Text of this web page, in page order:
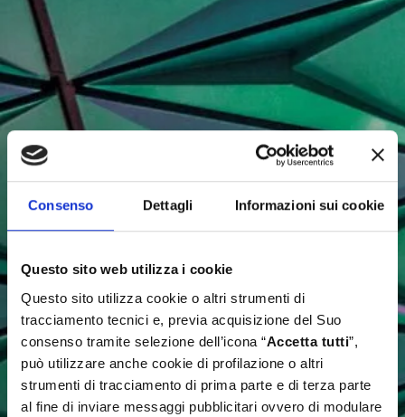
Consenso Dettagli Informazioni sui cookie
Questo sito web utilizza i cookie
Questo sito utilizza cookie o altri strumenti di
tracciamento tecnici e, previa acquisizione del Suo
consenso tramite selezione dell’icona “Accetta tutti”,
può utilizzare anche cookie di profilazione o altri
strumenti di tracciamento di prima parte e di terza parte
al fine di inviare messaggi pubblicitari ovvero di modulare